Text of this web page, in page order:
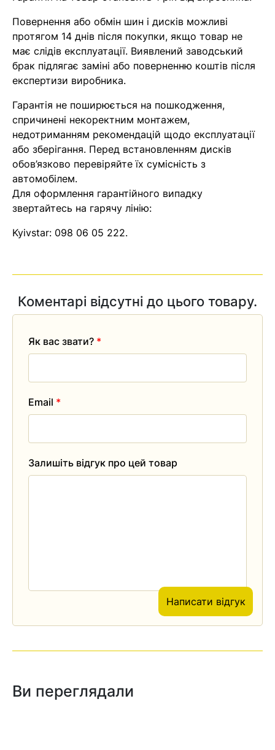
Помилка:Contact form не
знайдена.
Повернення або обмін шин і дисків можливі
протягом 14 днів після покупки, якщо товар не
має слідів експлуатації. Виявлений заводський
брак підлягає заміні або поверненню коштів після
експертизи виробника.
Гарантія не поширюється на пошкодження,
спричинені некоректним монтажем,
недотриманням рекомендацій щодо експлуатації
або зберігання. Перед встановленням дисків
обов’язково перевіряйте їх сумісність з
автомобілем.
Для оформлення гарантійного випадку
звертайтесь на гарячу лінію:
Kyivstar: 098 06 05 222.
Коментарі відсутні до цього товару.
Залишіть відгук про цей товар
Як вас звати? *
Email *
Написати відгук
Ви переглядали